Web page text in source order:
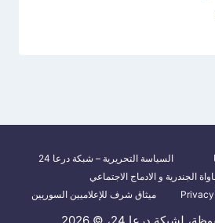
السياسة التحريرية – شبكة درعا 24
الجندرية و الادماج الاجتماعي
ميثاق شرف للإعلاميين السوريين